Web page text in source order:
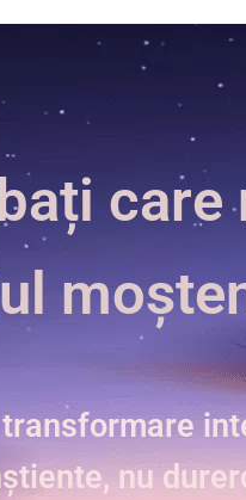
transformare
nu